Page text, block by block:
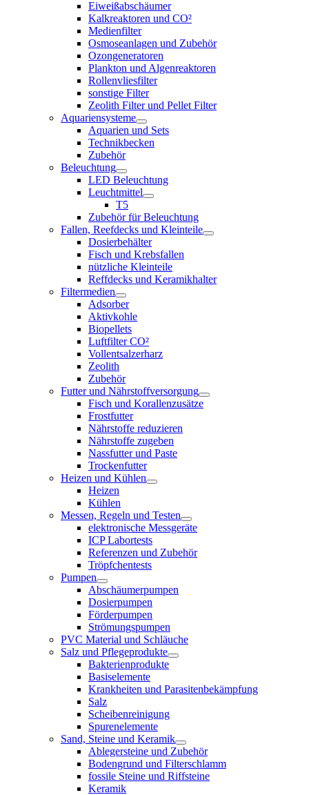
Eiweißabschäumer
Kalkreaktoren und CO²
Medienfilter
Osmoseanlagen und Zubehör
Ozongeneratoren
Plankton und Algenreaktoren
Rollenvliesfilter
sonstige Filter
Zeolith Filter und Pellet Filter
Aquariensysteme
Aquarien und Sets
Technikbecken
Zubehör
Beleuchtung
LED Beleuchtung
Leuchtmittel
T5
Zubehör für Beleuchtung
Fallen, Reefdecks und Kleinteile
Dosierbehälter
Fisch und Krebsfallen
nützliche Kleinteile
Reffdecks und Keramikhalter
Filtermedien
Adsorber
Aktivkohle
Biopellets
Luftfilter CO²
Vollentsalzerharz
Zeolith
Zubehör
Futter und Nährstoffversorgung
Fisch und Korallenzusätze
Frostfutter
Nährstoffe reduzieren
Nährstoffe zugeben
Nassfutter und Paste
Trockenfutter
Heizen und Kühlen
Heizen
Kühlen
Messen, Regeln und Testen
elektronische Messgeräte
ICP Labortests
Referenzen und Zubehör
Tröpfchentests
Pumpen
Abschäumerpumpen
Dosierpumpen
Förderpumpen
Strömungspumpen
PVC Material und Schläuche
Salz und Pflegeprodukte
Bakterienprodukte
Basiselemente
Krankheiten und Parasitenbekämpfung
Salz
Scheibenreinigung
Spurenelemente
Sand, Steine und Keramik
Ablegersteine und Zubehör
Bodengrund und Filterschlamm
fossile Steine und Riffsteine
Keramik